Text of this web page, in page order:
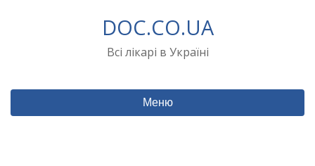
DOC.CO.UA
Всі лікарі в Україні
Меню